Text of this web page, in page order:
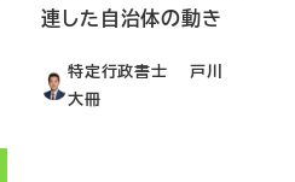
連した自治体の動き
特定行政書士 戸川
大冊